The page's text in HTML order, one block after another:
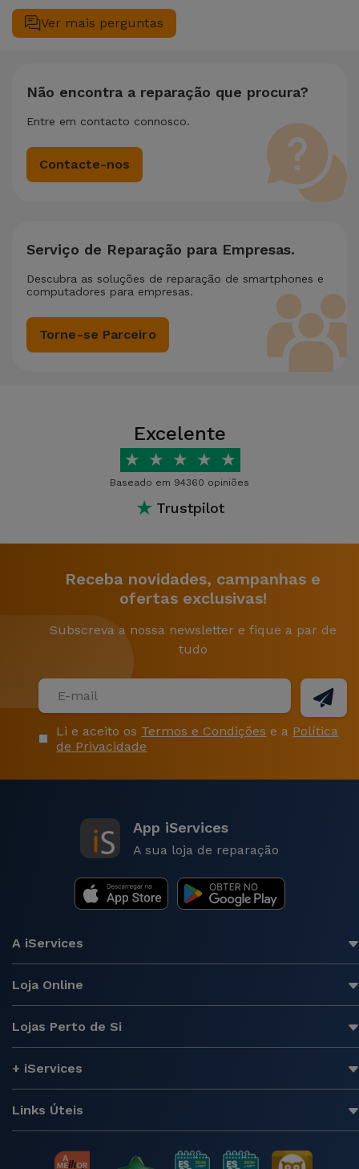
seu equipamento. Caso o seu necessite de duas ou mais
intervenções técnicas realizadas em simultâneo, aplicamos
Ver mais perguntas
Não encontra a reparação que procura?
Entre em contacto connosco.
Contacte-nos
Serviço de Reparação para Empresas.
Descubra as soluções de reparação de smartphones e
computadores para empresas.
Torne-se Parceiro
Excelente
★ ★ ★ ★ ★
Baseado em 94360 opiniões
★ Trustpilot
Receba novidades, campanhas e
ofertas exclusivas!
Subscreva a nossa newsletter e fique a par de
tudo
Li e aceito os Termos e Condições e a Política
de Privacidade
App iServices
A sua loja de reparação
A iServices
Loja Online
Lojas Perto de Si
+ iServices
Links Úteis